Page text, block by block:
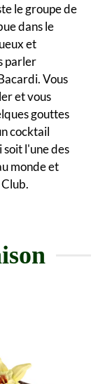
le groupe de
dans le
et
parler
Vous
et vous
gouttes
cocktail
soit l'une des
monde et